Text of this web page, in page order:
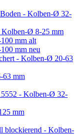
- Kolben-Ø 32-
Kolben-Ø 8-25 mm
mm alt
mm neu
- Kolben-Ø 20-63
63 mm
- Kolben-Ø 32-
mm
blockierend - Kolben-